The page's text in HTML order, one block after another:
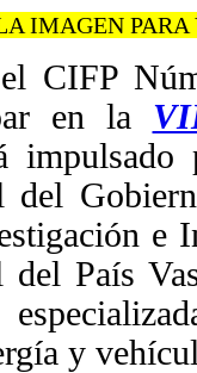
IMAGEN
CIFP
en la
impulsado
del
e
del País
y